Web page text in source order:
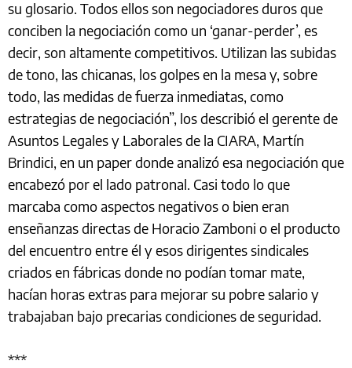
su glosario. Todos ellos son negociadores duros que
conciben la negociación como un ‘ganar-perder’, es
decir, son altamente competitivos. Utilizan las subidas
de tono, las chicanas, los golpes en la mesa y, sobre
todo, las medidas de fuerza inmediatas, como
estrategias de negociación”, los describió el gerente de
Asuntos Legales y Laborales de la CIARA, Martín
Brindici, en un paper donde analizó esa negociación que
encabezó por el lado patronal. Casi todo lo que
marcaba como aspectos negativos o bien eran
enseñanzas directas de Horacio Zamboni o el producto
del encuentro entre él y esos dirigentes sindicales
criados en fábricas donde no podían tomar mate,
hacían horas extras para mejorar su pobre salario y
trabajaban bajo precarias condiciones de seguridad.
***